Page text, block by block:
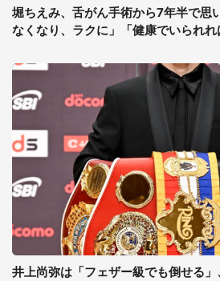
堀ちえみ、舌がん手術から7年半で思
なくなり、ラクに」「健康でいられれ
井上尚弥は「フェザー級でも倒せる